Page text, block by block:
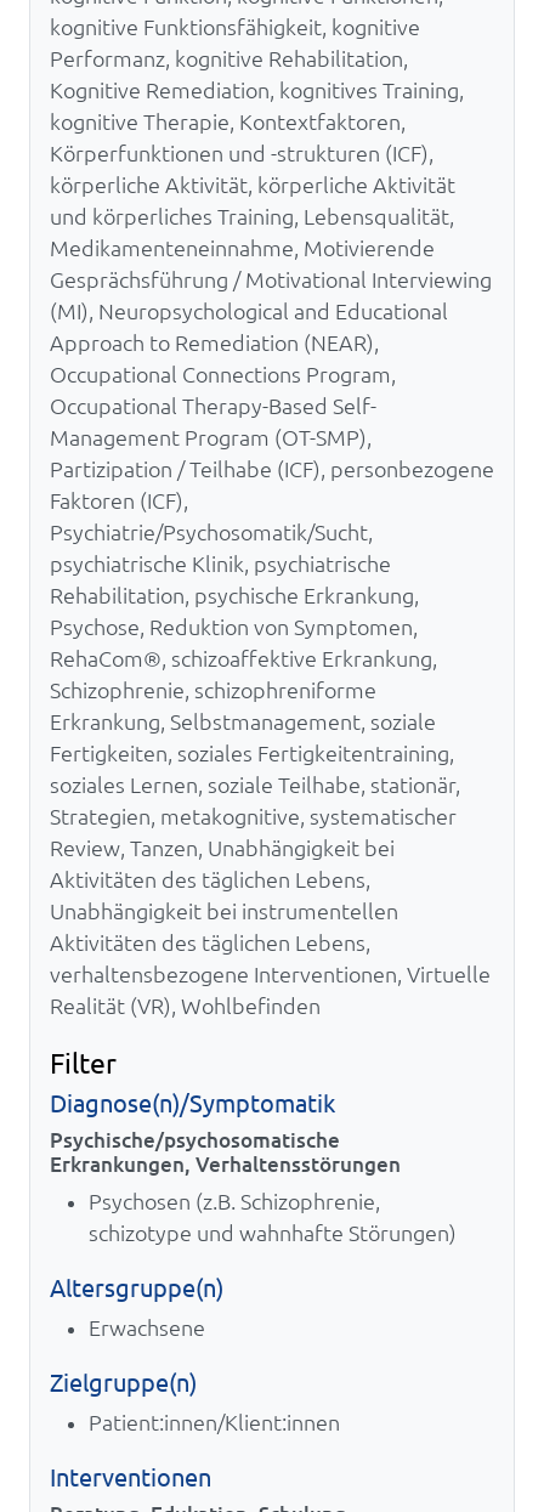
kognitive Funktionsfähigkeit, kognitive
Performanz, kognitive Rehabilitation,
Kognitive Remediation, kognitives Training,
kognitive Therapie, Kontextfaktoren,
Körperfunktionen und -strukturen (ICF),
körperliche Aktivität, körperliche Aktivität
und körperliches Training, Lebensqualität,
Medikamenteneinnahme, Motivierende
Gesprächsführung / Motivational Interviewing
(MI), Neuropsychological and Educational
Approach to Remediation (NEAR),
Occupational Connections Program,
Occupational Therapy-Based Self-
Management Program (OT-SMP),
Partizipation / Teilhabe (ICF), personbezogene
Faktoren (ICF),
Psychiatrie/Psychosomatik/Sucht,
psychiatrische Klinik, psychiatrische
Rehabilitation, psychische Erkrankung,
Psychose, Reduktion von Symptomen,
RehaCom®, schizoaffektive Erkrankung,
Schizophrenie, schizophreniforme
Erkrankung, Selbstmanagement, soziale
Fertigkeiten, soziales Fertigkeitentraining,
soziales Lernen, soziale Teilhabe, stationär,
Strategien, metakognitive, systematischer
Review, Tanzen, Unabhängigkeit bei
Aktivitäten des täglichen Lebens,
Unabhängigkeit bei instrumentellen
Aktivitäten des täglichen Lebens,
verhaltensbezogene Interventionen, Virtuelle
Realität (VR), Wohlbefinden
Filter
Diagnose(n)/Symptomatik
Psychische/psychosomatische
Erkrankungen, Verhaltensstörungen
Psychosen (z.B. Schizophrenie,
schizotype und wahnhafte Störungen)
Altersgruppe(n)
Erwachsene
Zielgruppe(n)
Patient:innen/Klient:innen
Interventionen